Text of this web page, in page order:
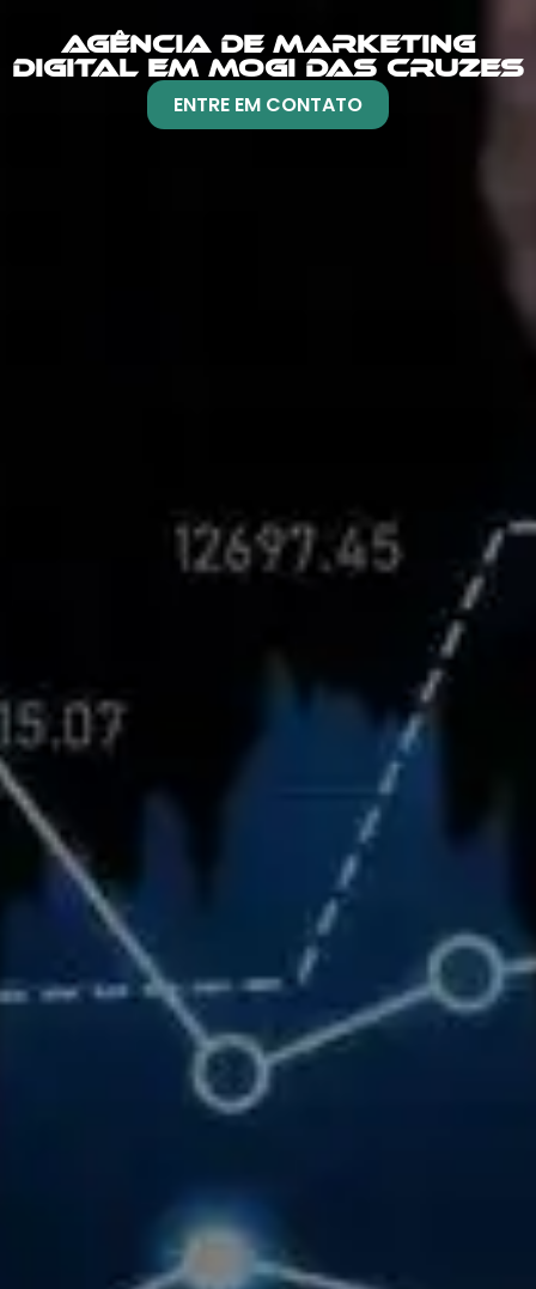
AGÊNCIA DE MARKETING
DIGITAL EM MOGI DAS CRUZES
ENTRE EM CONTATO